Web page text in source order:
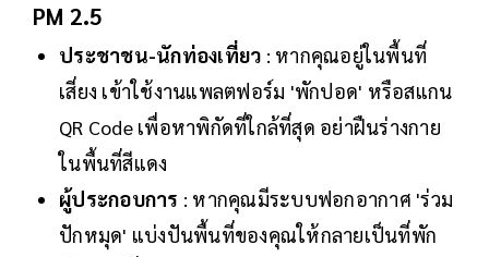
PM 2.5
ประชาชน-นักท่องเที่ยว : หากคุณอยู่ในพื้นที่
เสี่ยง เข้าใช้งานแพลตฟอร์ม 'พักปอด' หรือสแกน
QR Code เพื่อหาพิกัดที่ใกล้ที่สุด อย่าฝืนร่างกาย
ในพื้นที่สีแดง
ผู้ประกอบการ : หากคุณมีระบบฟอกอากาศ 'ร่วม
ปักหมุด' แบ่งปันพื้นที่ของคุณให้กลายเป็นที่พัก